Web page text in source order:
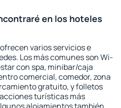
en los hoteles
varios servicios e
Los más comunes son Wi-
con spa, minibar/caja
comercial, comedor, zona
gratuito, y folletos
turísticas más